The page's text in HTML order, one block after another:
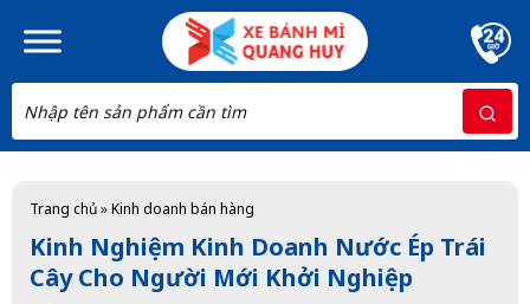
Skip to main content
Trang chủ»Kinh doanh bán hàng
Kinh Nghiệm Kinh Doanh Nước Ép Trái
Cây Cho Người Mới Khởi Nghiệp